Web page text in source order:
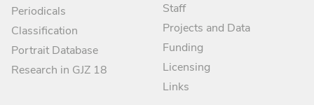
Periodicals
Classification
Portrait Database
Research in GJZ 18
Staff
Projects and Data
Funding
Licensing
Links